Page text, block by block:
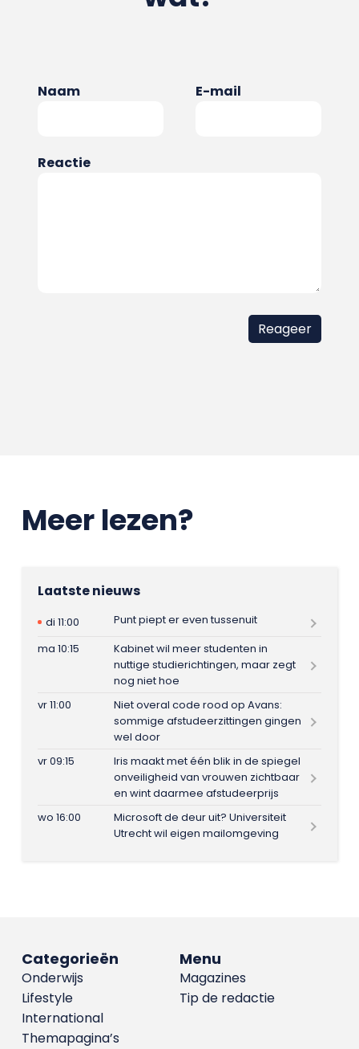
Naam E-mail
Reactie
Meer lezen?
Laatste nieuws
di 11:00
Punt piept er even tussenuit
ma 10:15
Kabinet wil meer studenten in
nuttige studierichtingen, maar zegt
nog niet hoe
vr 11:00
Niet overal code rood op Avans:
sommige afstudeerzittingen gingen
wel door
vr 09:15
Iris maakt met één blik in de spiegel
onveiligheid van vrouwen zichtbaar
en wint daarmee afstudeerprijs
wo 16:00
Microsoft de deur uit? Universiteit
Utrecht wil eigen mailomgeving
Menu
Magazines
Tip de redactie
Categorieën
Onderwijs
Lifestyle
International
Themapagina’s